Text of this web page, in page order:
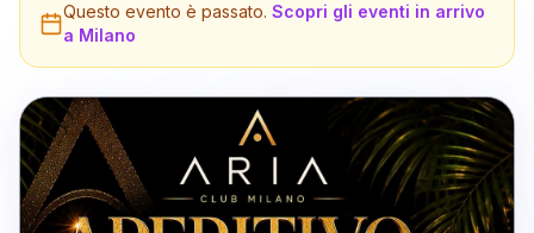
Questo evento è passato. Scopri gli eventi in arrivo
a Milano